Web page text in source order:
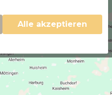
Alle akzeptieren